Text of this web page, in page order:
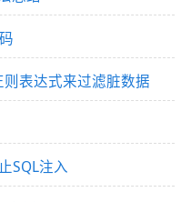
表达式来过滤脏数据
SQL注入